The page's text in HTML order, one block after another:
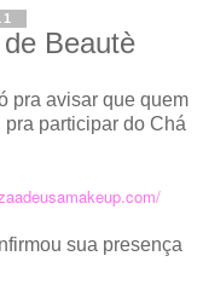
Beautè
pra avisar que quem
participar do Chá
sua presença